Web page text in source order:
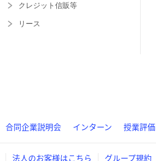
クレジット信販等
リース
合同企業説明会 インターン 授業評価
法人のお客様はこちら グループ規約